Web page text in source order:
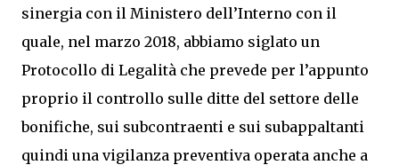
sinergia con il Ministero dell’Interno con il
quale, nel marzo 2018, abbiamo siglato un
Protocollo di Legalità che prevede per l’appunto
proprio il controllo sulle ditte del settore delle
bonifiche, sui subcontraenti e sui subappaltanti
quindi una vigilanza preventiva operata anche a